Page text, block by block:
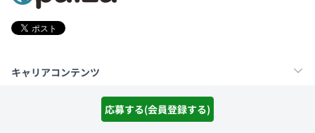
応募する(会員登録する)
キャリアコンテンツ
未経験転職
スキルアップコンテンツ